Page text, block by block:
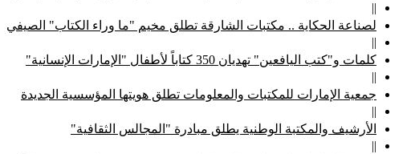
||
لصناعة الحكاية .. مكتبات الشارقة تطلق مخيم "ما وراء الكتاب" الصيفي
||
كلمات و"كتب اليافعين" تهديان 350 كتاباً لأطفال "الإمارات الإنسانية"
||
جمعية الإمارات للمكتبات والمعلومات تطلق هويتها المؤسسية الجديدة
||
الأرشيف والمكتبة الوطنية يطلق مبادرة "المجالس الثقافية"
||